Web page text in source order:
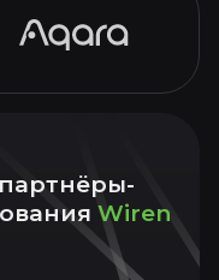
партнёры-
Wiren